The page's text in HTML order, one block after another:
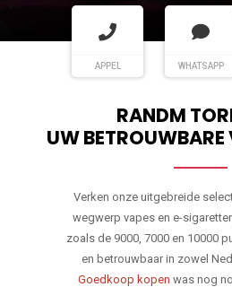
APPEL WHATSAPP
RANDM
UW BETROUWBARE
Verken onze uitgebreide
wegwerp vapes en e-
zoals de 9000, 7000 en 10000
en betrouwbaar in zowel
Goedkoop kopen was nog